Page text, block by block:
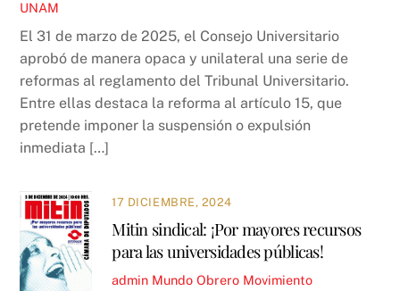
UNAM
El 31 de marzo de 2025, el Consejo Universitario
aprobó de manera opaca y unilateral una serie de
reformas al reglamento del Tribunal Universitario.
Entre ellas destaca la reforma al artículo 15, que
pretende imponer la suspensión o expulsión
inmediata […]
17 DICIEMBRE, 2024
Mitin sindical: ¡Por mayores recursos
para las universidades públicas!
admin Mundo Obrero Movimiento